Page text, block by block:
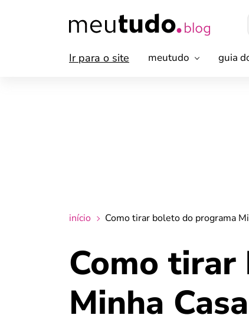
Ir para o site meutudo guia
início Como tirar boleto do programa
Como
Minha